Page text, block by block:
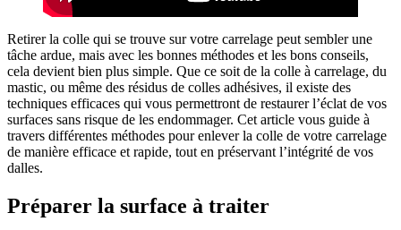
Retirer la colle qui se trouve sur votre carrelage peut sembler une
tâche ardue, mais avec les bonnes méthodes et les bons conseils,
cela devient bien plus simple. Que ce soit de la colle à carrelage, du
mastic, ou même des résidus de colles adhésives, il existe des
techniques efficaces qui vous permettront de restaurer l’éclat de vos
surfaces sans risque de les endommager. Cet article vous guide à
travers différentes méthodes pour enlever la colle de votre carrelage
de manière efficace et rapide, tout en préservant l’intégrité de vos
dalles.
Préparer la surface à traiter